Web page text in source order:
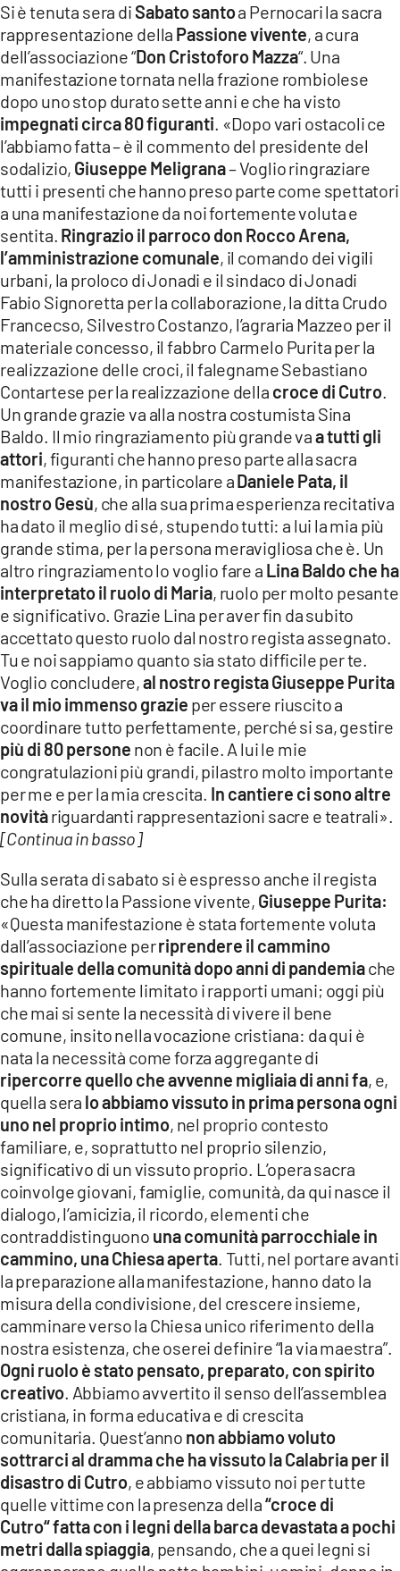
ILREGGINO.IT
COSENZACHANNEL.IT
ILVIBONESE.IT
CATANZAROCHANNEL.IT
LACAPITALENEWS.IT
App
ANDROID
APPLE
Si è tenuta sera diSabato santoa Pernocari la sacra
rappresentazione della Passione vivente, a cura
dell’associazione “Don Cristoforo Mazza“. Una
manifestazione tornata nella frazione rombiolese
dopo uno stop durato sette anni e che ha visto
impegnati circa 80 figuranti. «Dopo vari ostacoli ce
l’abbiamo fatta – è il commento del presidente del
sodalizio, Giuseppe Meligrana– Voglio ringraziare
tutti i presenti che hanno preso parte come spettatori
a una manifestazione da noi fortemente voluta e
sentita. Ringrazio il parroco don Rocco Arena,
l’amministrazione comunale, il comando dei vigili
urbani, la proloco di Jonadi e il sindaco di Jonadi
Fabio Signoretta per la collaborazione, la ditta Crudo
Francecso, Silvestro Costanzo, l’agraria Mazzeo per il
materiale concesso, il fabbro Carmelo Purita per la
realizzazione delle croci, il falegname Sebastiano
Contartese per la realizzazione della croce di Cutro.
Un grande grazie va alla nostra costumista Sina
Baldo. Il mio ringraziamento più grande vaa tutti gli
attori, figuranti che hanno preso parte alla sacra
manifestazione, in particolare aDaniele Pata, il
nostro Gesù, che alla sua prima esperienza recitativa
ha dato il meglio di sé, stupendo tutti: a lui la mia più
grande stima, per la persona meravigliosa che è. Un
altro ringraziamento lo voglio fare a Lina Baldo che ha
interpretato il ruolo di Maria, ruolo per molto pesante
e significativo. Grazie Lina per aver fin da subito
accettato questo ruolo dal nostro regista assegnato.
Tu e noi sappiamo quanto sia stato difficile per te.
Voglio concludere,al nostro regista Giuseppe Purita
va il mio immenso grazie per essere riuscito a
coordinare tutto perfettamente, perché si sa, gestire
più di 80 persone non è facile. A lui le mie
congratulazioni più grandi, pilastro molto importante
per me e per la mia crescita. In cantiere ci sono altre
novitàriguardanti rappresentazioni sacre e teatrali».
[Continua in basso]
Sulla serata di sabato si è espresso anche il regista
che ha diretto la Passione vivente, Giuseppe Purita:
«Questa manifestazione è stata fortemente voluta
dall’associazione perriprendere il cammino
spirituale della comunità dopo anni di pandemiache
hanno fortemente limitato i rapporti umani; oggi più
che mai si sente la necessità di vivere il bene
comune, insito nella vocazione cristiana: da qui è
nata la necessità come forza aggregante di
ripercorre quello che avvenne migliaia di anni fa, e,
quella sera lo abbiamo vissuto in prima persona ogni
uno nel proprio intimo, nel proprio contesto
familiare, e, soprattutto nel proprio silenzio,
significativo di un vissuto proprio. L’opera sacra
coinvolge giovani, famiglie, comunità, da qui nasce il
dialogo, l’amicizia, il ricordo, elementi che
contraddistinguono una comunità parrocchiale in
cammino, una Chiesa aperta. Tutti, nel portare avanti
la preparazione alla manifestazione, hanno dato la
misura della condivisione, del crescere insieme,
camminare verso la Chiesa unico riferimento della
nostra esistenza, che oserei definire “la via maestra”.
Ogni ruolo è stato pensato, preparato, con spirito
creativo. Abbiamo avvertito il senso dell’assemblea
cristiana, in forma educativa e di crescita
comunitaria. Quest’anno non abbiamo voluto
sottrarci al dramma che ha vissuto la Calabria per il
disastro di Cutro, e abbiamo vissuto noi per tutte
quelle vittime con la presenza della“croce di
Cutro“ fatta con i legni della barca devastata a pochi
metri dalla spiaggia, pensando, che a quei legni si